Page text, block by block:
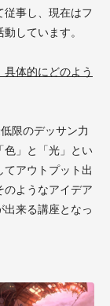
従事し、現在はフ
しています。
体的にどのよう
限のデッサン力
色」と「光」とい
てアウトプット出
のようなアイデア
来る講座となっ